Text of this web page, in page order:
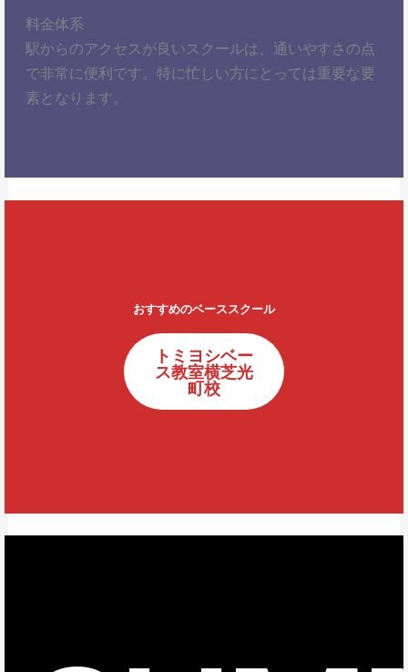
料金体系
駅からのアクセスが良いスクールは、通いやすさの点
で非常に便利です。特に忙しい方にとっては重要な要
素となります。
おすすめのベーススクール
トミヨシベー
ス教室横芝光
町校